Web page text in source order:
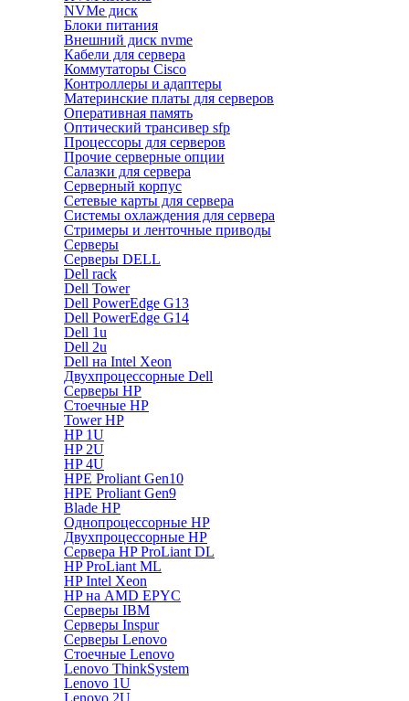
NVMe диск
Блоки питания
Внешний диск nvme
Кабели для сервера
Коммутаторы Cisco
Контроллеры и адаптеры
Материнские платы для серверов
Оперативная память
Оптический трансивер sfp
Процессоры для серверов
Прочие серверные опции
Салазки для сервера
Серверный корпус
Сетевые карты для сервера
Системы охлаждения для сервера
Стримеры и ленточные приводы
Серверы
Серверы DELL
Dell rack
Dell Tower
Dell PowerEdge G13
Dell PowerEdge G14
Dell 1u
Dell 2u
Dell на Intel Xeon
Двухпроцессорные Dell
Серверы HP
Стоечные HP
Tower HP
HP 1U
HP 2U
HP 4U
HPE Proliant Gen10
HPE Proliant Gen9
Blade HP
Однопроцессорные HP
Двухпроцессорные HP
Сервера HP ProLiant DL
HP ProLiant ML
HP Intel Xeon
HP на AMD EPYC
Серверы IBM
Серверы Inspur
Серверы Lenovo
Стоечные Lenovo
Lenovo ThinkSystem
Lenovo 1U
Lenovo 2U